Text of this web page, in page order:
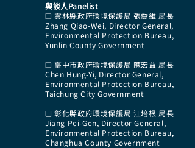
與談人Panelist
❏ 雲林縣政府環境保護局 張喬維 局長
Zhang Qiao-Wei, Director General,
Environmental Protection Bureau,
Yunlin County Government
❏ 臺中市政府環境保護局 陳宏益 局長
Chen Hung-Yi, Director General,
Environmental Protection Bureau,
Taichung City Government
❏ 彰化縣政府環境保護局 江培根 局長
Jiang Pei-Gen, Director General,
Environmental Protection Bureau,
Changhua County Government